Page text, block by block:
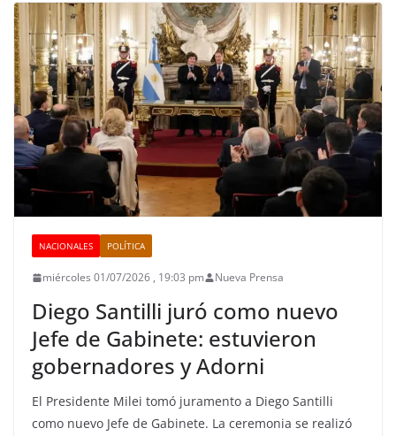
NACIONALES POLÍTICA
miércoles 01/07/2026 , 19:03 pm Nueva Prensa
Diego Santilli juró como nuevo
Jefe de Gabinete: estuvieron
gobernadores y Adorni
El Presidente Milei tomó juramento a Diego Santilli
como nuevo Jefe de Gabinete. La ceremonia se realizó